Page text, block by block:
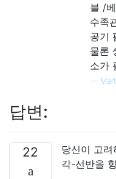
블 /
수족
공기
물론
소가
—
답변:
22
당신이 고
각-선반을